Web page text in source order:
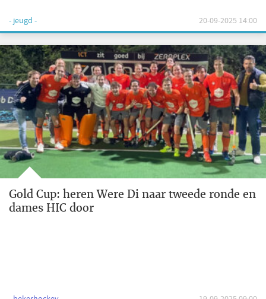
- jeugd - 20-09-2025 14:00
Gold Cup: heren Were Di naar tweede ronde en
dames HIC door